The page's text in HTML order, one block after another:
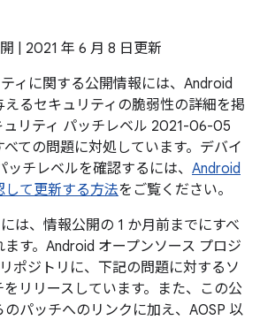
| 2021 年 6 月 8 日更新
ィに関する公開情報には、Android
るセキュリティの脆弱性の詳細を掲
ュリティ パッチレベル 2021-06-05
ての問題に対処しています。デバイ
チレベルを確認するには、 Android
て更新する方法をご覧ください。
は、情報公開の 1 か月前までにすべ
す。Android オープンソース プロジ
ポジトリに、下記の問題に対するソ
リリースしています。また、この公
パッチへのリンクに加え、AOSP 以